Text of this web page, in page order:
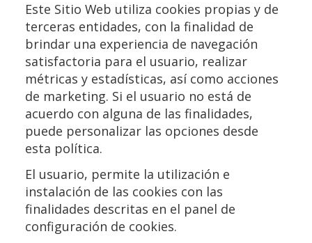
Este Sitio Web utiliza cookies propias y de
terceras entidades, con la finalidad de
brindar una experiencia de navegación
satisfactoria para el usuario, realizar
métricas y estadísticas, así como acciones
de marketing. Si el usuario no está de
acuerdo con alguna de las finalidades,
puede personalizar las opciones desde
esta política.
El usuario, permite la utilización e
instalación de las cookies con las
finalidades descritas en el panel de
configuración de cookies.